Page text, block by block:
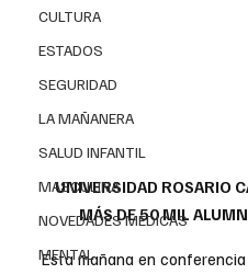
CULTURA
ESTADOS
SEGURIDAD
LA MAÑANERA
SALUD INFANTIL
MASCULINA
NOVEDADES MEDICAS
MENTAL
UNIVERSIDAD ROSARIO
MÁS DE 50 MIL
Esta mañana en